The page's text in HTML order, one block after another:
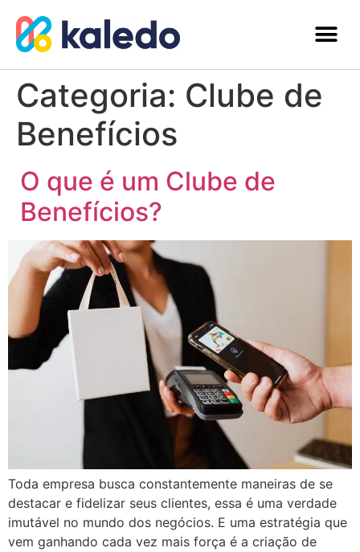
Categoria: Clube de
Benefícios
O que é um Clube de
Benefícios?
Toda empresa busca constantemente maneiras de se
destacar e fidelizar seus clientes, essa é uma verdade
imutável no mundo dos negócios. E uma estratégia que
vem ganhando cada vez mais força é a criação de